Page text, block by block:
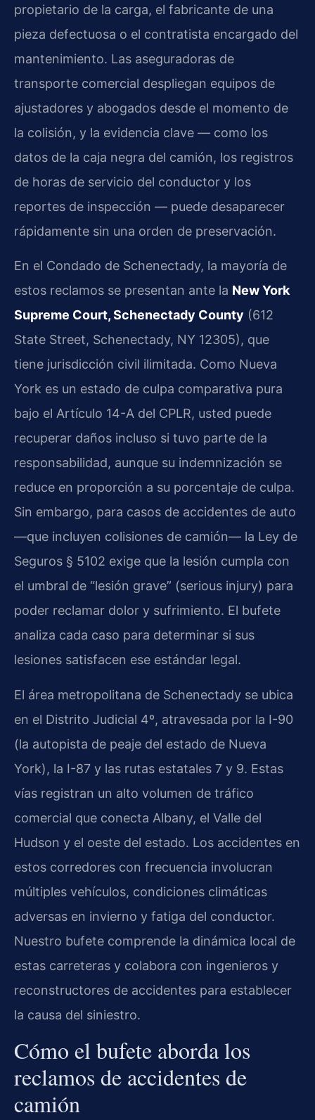
propietario de la carga, el fabricante de una
pieza defectuosa o el contratista encargado del
mantenimiento. Las aseguradoras de
transporte comercial despliegan equipos de
ajustadores y abogados desde el momento de
la colisión, y la evidencia clave — como los
datos de la caja negra del camión, los registros
de horas de servicio del conductor y los
reportes de inspección — puede desaparecer
rápidamente sin una orden de preservación.
En el Condado de Schenectady, la mayoría de
estos reclamos se presentan ante la New York
Supreme Court, Schenectady County (612
State Street, Schenectady, NY 12305), que
tiene jurisdicción civil ilimitada. Como Nueva
York es un estado de culpa comparativa pura
bajo el Artículo 14-A del CPLR, usted puede
recuperar daños incluso si tuvo parte de la
responsabilidad, aunque su indemnización se
reduce en proporción a su porcentaje de culpa.
Sin embargo, para casos de accidentes de auto
—que incluyen colisiones de camión— la Ley de
Seguros § 5102 exige que la lesión cumpla con
el umbral de “lesión grave” (serious injury) para
poder reclamar dolor y sufrimiento. El bufete
analiza cada caso para determinar si sus
lesiones satisfacen ese estándar legal.
El área metropolitana de Schenectady se ubica
en el Distrito Judicial 4º, atravesada por la I-90
(la autopista de peaje del estado de Nueva
York), la I-87 y las rutas estatales 7 y 9. Estas
vías registran un alto volumen de tráfico
comercial que conecta Albany, el Valle del
Hudson y el oeste del estado. Los accidentes en
estos corredores con frecuencia involucran
múltiples vehículos, condiciones climáticas
adversas en invierno y fatiga del conductor.
Nuestro bufete comprende la dinámica local de
estas carreteras y colabora con ingenieros y
reconstructores de accidentes para establecer
la causa del siniestro.
Cómo el bufete aborda los
reclamos de accidentes de
camión